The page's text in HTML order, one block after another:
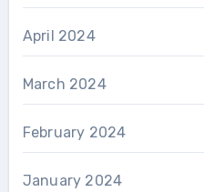
April 2024
March 2024
February 2024
January 2024